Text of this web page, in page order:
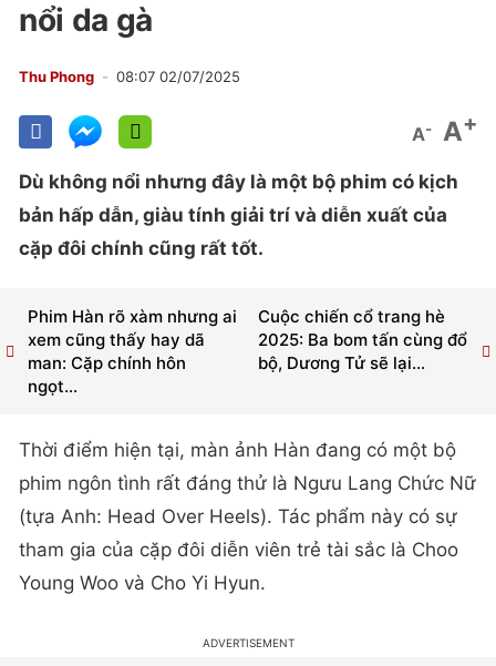
nổi da gà
Thu Phong 08:07 02/07/2025
A- A+
Dù không nổi nhưng đây là một bộ phim có kịch
bản hấp dẫn, giàu tính giải trí và diễn xuất của
cặp đôi chính cũng rất tốt.
Cuộc chiến cổ trang hè
2025: Ba bom tấn cùng đổ
bộ, Dương Tử sẽ lại...
Phim Hàn rõ xàm nhưng ai
xem cũng thấy hay dã
man: Cặp chính hôn
ngọt...
Thời điểm hiện tại, màn ảnh Hàn đang có một bộ
phim ngôn tình rất đáng thử là Ngưu Lang Chức Nữ
(tựa Anh: Head Over Heels). Tác phẩm này có sự
tham gia của cặp đôi diễn viên trẻ tài sắc là Choo
Young Woo và Cho Yi Hyun.